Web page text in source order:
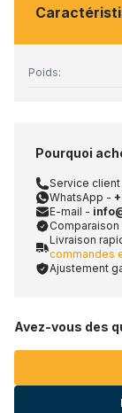
Poids:
Pourquoi
Service
WhatsApp -
E-mail -
Livraison
commandes
Ajustement
Avez-vous des